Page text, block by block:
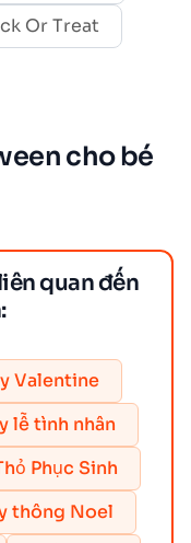
Or Treat
cho bé
quan đến
Valentine
lễ tình nhân
Phục Sinh
thông Noel